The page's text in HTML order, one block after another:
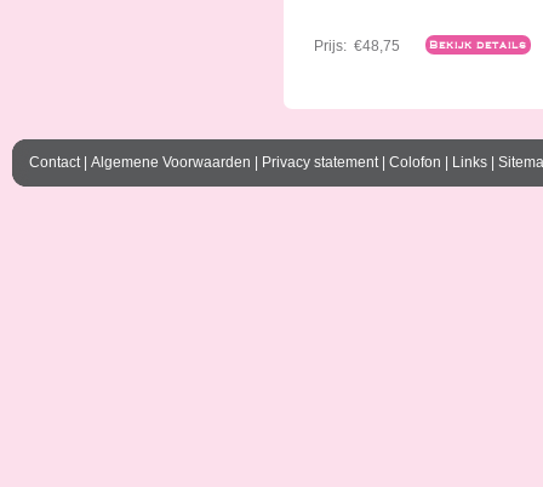
Prijs: €48,75 Bekijk details
Contact| Algemene Voorwaarden Privacy statement| Colofon Links